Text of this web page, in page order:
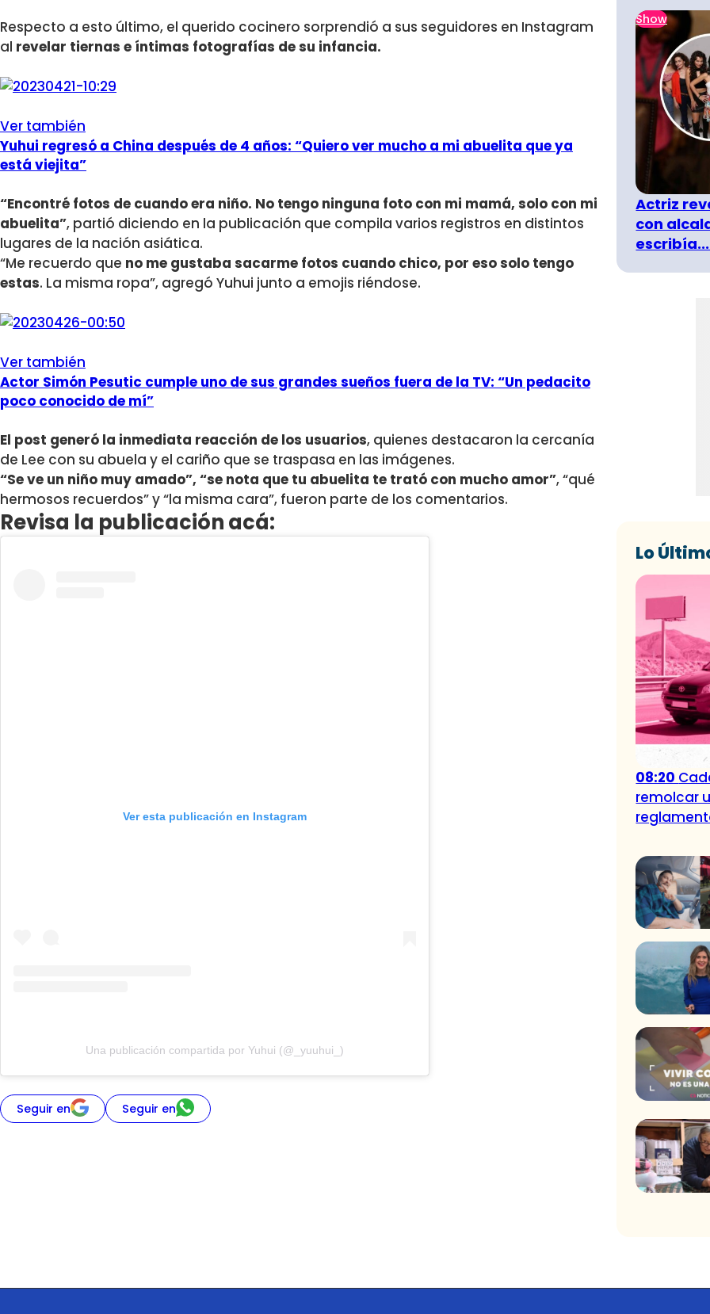
Respecto a esto último, el querido cocinero sorprendió a sus seguidores en Instagram
al revelar tiernas e íntimas fotografías de su infancia.
Ver también
Yuhui regresó a China después de 4 años: “Quiero ver mucho a mi abuelita que ya
está viejita”
“Encontré fotos de cuando era niño. No tengo ninguna foto con mi mamá, solo con mi
abuelita”, partió diciendo en la publicación que compila varios registros en distintos
lugares de la nación asiática.
“Me recuerdo que no me gustaba sacarme fotos cuando chico, por eso solo tengo
estas. La misma ropa”, agregó Yuhui junto a emojis riéndose.
Ver también
Actor Simón Pesutic cumple uno de sus grandes sueños fuera de la TV: “Un pedacito
poco conocido de mí”
El post generó la inmediata reacción de los usuarios, quienes destacaron la cercanía
de Lee con su abuela y el cariño que se traspasa en las imágenes.
“Se ve un niño muy amado”, “se nota que tu abuelita te trató con mucho amor”, “qué
hermosos recuerdos” y “la misma cara”, fueron parte de los comentarios.
Revisa la publicación acá:
Ver esta publicación en Instagram
Una publicación compartida por Yuhui (@_yuuhui_)
Seguir en Seguir en
Show
Actriz
con
Lo
08:20
remolcar